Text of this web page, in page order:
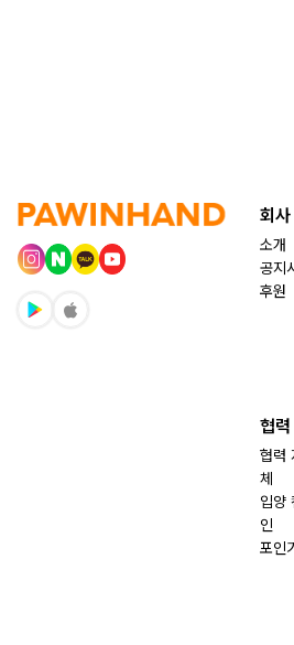
회사
소개
공지
후원
협력
협력
체
입양
인
포인